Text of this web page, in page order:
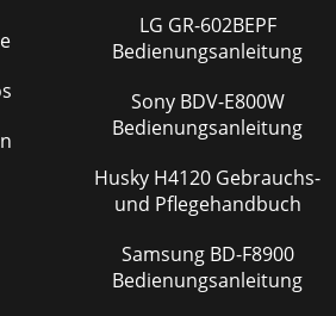
LG GR-602BEPF
Bedienungsanleitung
Sony BDV-E800W
Bedienungsanleitung
Husky H4120 Gebrauchs-
und Pflegehandbuch
Samsung BD-F8900
Bedienungsanleitung